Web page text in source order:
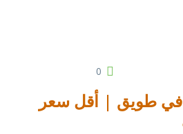
0
طويق | أقل سعر